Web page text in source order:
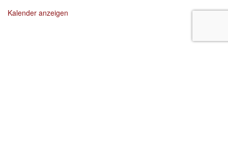
Kalender anzeigen